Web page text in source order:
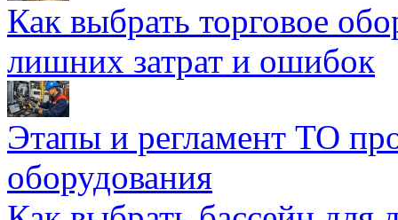
Как выбрать торговое
лишних затрат и ошибок
Этапы и регламент ТО
оборудования